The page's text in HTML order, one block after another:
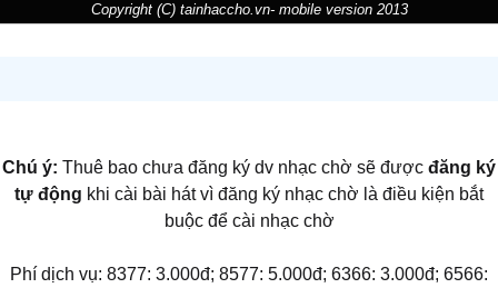
Copyright (C) tainhaccho.vn- mobile version 2013
Chú ý: Thuê bao chưa đăng ký dv nhạc chờ sẽ được đăng ký
tự động khi cài bài hát vì đăng ký nhạc chờ là điều kiện bắt
buộc để cài nhạc chờ
Phí dịch vụ: 8377: 3.000đ; 8577: 5.000đ; 6366: 3.000đ; 6566: